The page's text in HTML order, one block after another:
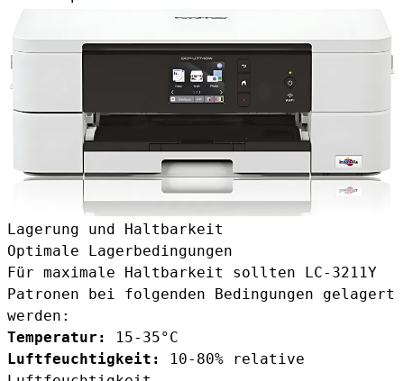
Lagerung und Haltbarkeit
Optimale Lagerbedingungen
Für maximale Haltbarkeit sollten LC-3211Y
Patronen bei folgenden Bedingungen gelagert
werden:
Temperatur:
15-35°C
Luftfeuchtigkeit:
10-80% relative